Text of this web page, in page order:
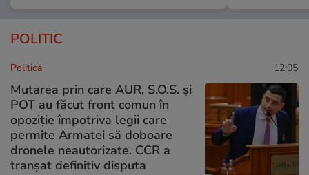
POLITIC
Politică 12:05
Mutarea prin care AUR, S.O.S. și
POT au făcut front comun în
opoziție împotriva legii care
permite Armatei să doboare
dronele neautorizate. CCR a
tranșat definitiv disputa